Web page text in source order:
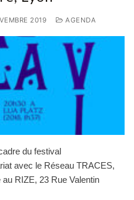
2019 AGENDA
du festival
avec le Réseau TRACES,
RIZE, 23 Rue Valentin